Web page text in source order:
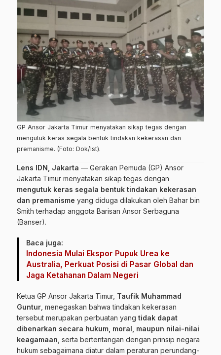
GP Ansor Jakarta Timur menyatakan sikap tegas dengan
mengutuk keras segala bentuk tindakan kekerasan dan
premanisme. (Foto: Dok/Ist).
Lens IDN, Jakarta — Gerakan Pemuda (GP) Ansor
Jakarta Timur menyatakan sikap tegas dengan
mengutuk keras segala bentuk tindakan kekerasan
dan premanisme yang diduga dilakukan oleh Bahar bin
Smith terhadap anggota Barisan Ansor Serbaguna
(Banser).
Baca juga:
Indonesia Mulai Ekspor Pupuk Urea ke
Australia, Perkuat Posisi di Pasar Global dan
Jaga Ketahanan Dalam Negeri
Ketua GP Ansor Jakarta Timur, Taufik Muhammad
Guntur , menegaskan bahwa tindakan kekerasan
tersebut merupakan perbuatan yang tidak dapat
dibenarkan secara hukum, moral, maupun nilai-nilai
keagamaan , serta bertentangan dengan prinsip negara
hukum sebagaimana diatur dalam peraturan perundang-